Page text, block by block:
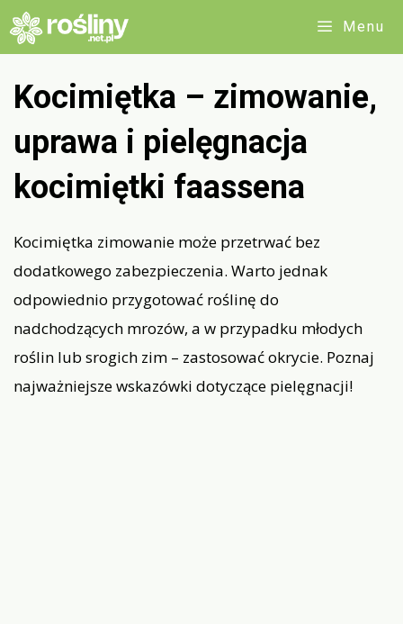
Przejdź
do
Menu
Kocimiętka – zimowanie,
uprawa i pielęgnacja
kocimiętki faassena
Kocimiętka zimowanie może przetrwać bez
dodatkowego zabezpieczenia. Warto jednak
odpowiednio przygotować roślinę do
nadchodzących mrozów, a w przypadku młodych
roślin lub srogich zim – zastosować okrycie. Poznaj
najważniejsze wskazówki dotyczące pielęgnacji!